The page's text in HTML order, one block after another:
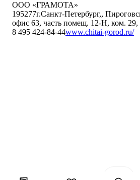
ООО «ГРАМОТА»
195277г.Санкт-Петербург,,
офис 63, часть помещ. 12-Н, ком. 29,
8 495 424-84-44www.chitai-gorod.ru/